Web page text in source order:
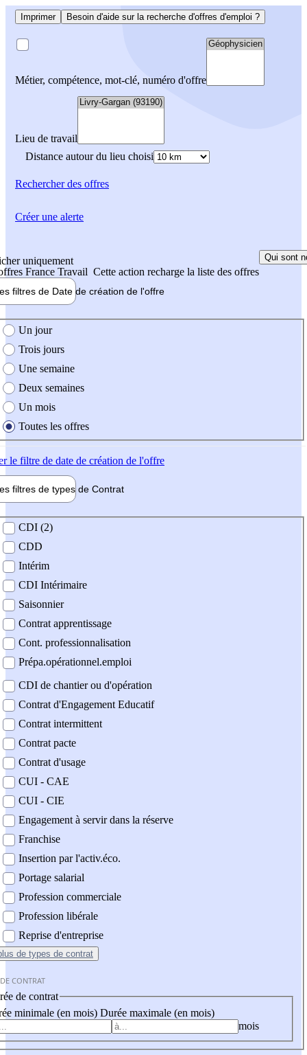
Imprimer Besoin d'aide sur la recherche d'offres d'emploi ?
Métier, compétence, mot-clé, numéro d'offre
Lieu de travail
Distance autour du lieu choisi
Rechercherdes offres
uniquement
France Travail Cette action recharge la liste des offres
Qui sont
filtres de Date de création de l'offre
création de l'offre
Un jour
Trois jours
Une semaine
Deux semaines
Un mois
Toutes les offres
le filtre de date de création de l'offre
filtres de types de Contrat
contrat
CDI (2)
CDD
Intérim
CDI Intérimaire
Saisonnier
Contrat apprentissage
Cont. professionnalisation
Prépa.opérationnel.emploi
CDI de chantier ou d'opération
Contrat d'Engagement Educatif
Contrat intermittent
Contrat pacte
Contrat d'usage
CUI - CAE
CUI - CIE
Engagement à servir dans la réserve
Franchise
Insertion par l'activ.éco.
Portage salarial
Profession commerciale
Profession libérale
Reprise d'entreprise
de types de contrat
CONTRAT
de contrat
minimale (en mois) Durée maximale (en mois)
mois
Créer une alerte